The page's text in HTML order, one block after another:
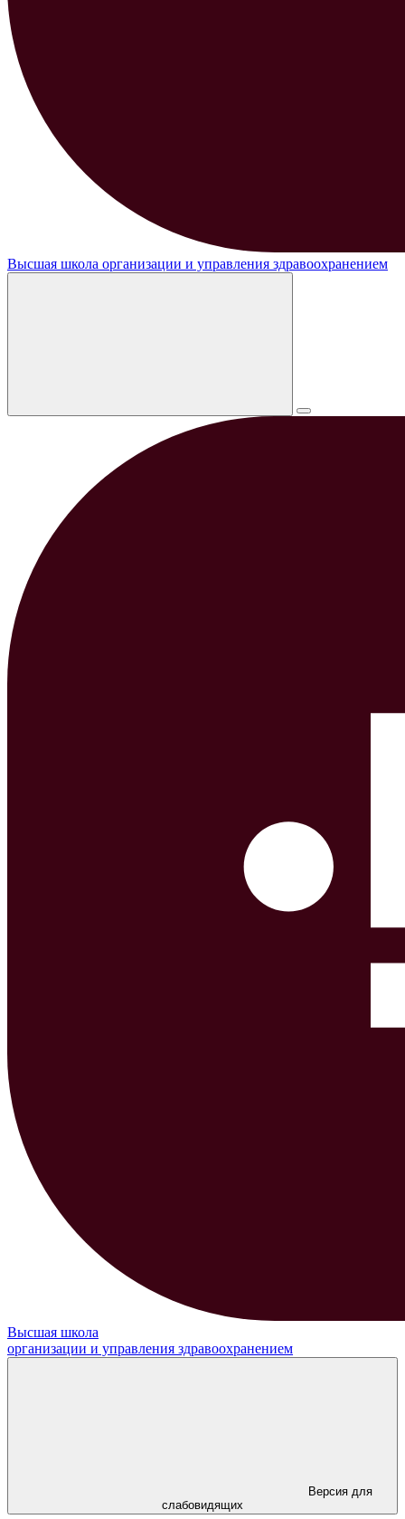
Высшая школа организации и управления здравоохранением
Высшая школа
организации и управления здравоохранением
Версия для
слабовидящих